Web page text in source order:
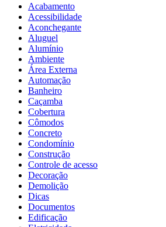
Acabamento
Acessibilidade
Aconchegante
Aluguel
Alumínio
Ambiente
Área Externa
Automação
Banheiro
Caçamba
Cobertura
Cômodos
Concreto
Condomínio
Construção
Controle de acesso
Decoração
Demolição
Dicas
Documentos
Edificação